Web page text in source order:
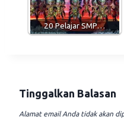
20 Pelajar SMP…
Tinggalkan Balasan
Alamat email Anda tidak akan